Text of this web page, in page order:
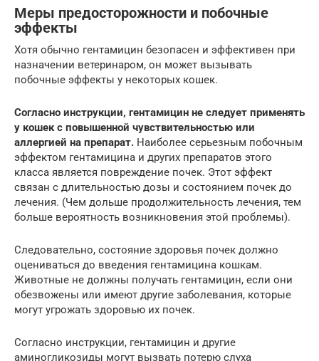
Меры предосторожности и побочные
эффекты
Хотя обычно гентамицин безопасен и эффективен при
назначении ветеринаром, он может вызывать
побочные эффекты у некоторых кошек.
Согласно инструкции, гентамицин не следует применять
у кошек с повышенной чувствительностью или
аллергией на препарат. Наиболее серьезным побочным
эффектом гентамицина и других препаратов этого
класса является повреждение почек. Этот эффект
связан с длительностью дозы и состоянием почек до
лечения. (Чем дольше продолжительность лечения, тем
больше вероятность возникновения этой проблемы).
Следовательно, состояние здоровья почек должно
оцениваться до введения гентамицина кошкам.
Животные не должны получать гентамицин, если они
обезвожены или имеют другие заболевания, которые
могут угрожать здоровью их почек.
Согласно инструкции, гентамицин и другие
аминогликозиды могут вызвать потерю слуха